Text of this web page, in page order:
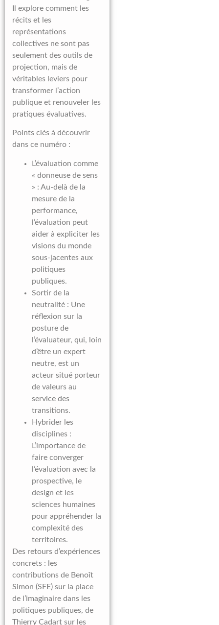
Il explore comment les
récits et les
représentations
collectives ne sont pas
seulement des outils de
projection, mais de
véritables leviers pour
transformer l’action
publique et renouveler les
pratiques évaluatives.
Points clés à découvrir
dans ce numéro :
L’évaluation comme
« donneuse de sens
» : Au-delà de la
mesure de la
performance,
l’évaluation peut
aider à expliciter les
visions du monde
sous-jacentes aux
politiques
publiques.
Sortir de la
neutralité : Une
réflexion sur la
posture de
l’évaluateur, qui, loin
d’être un expert
neutre, est un
acteur situé porteur
de valeurs au
service des
transitions.
Hybrider les
disciplines :
L’importance de
faire converger
l’évaluation avec la
prospective, le
design et les
sciences humaines
pour appréhender la
complexité des
territoires.
Des retours d’expériences
concrets : les
contributions de Benoît
Simon (SFE) sur la place
de l’imaginaire dans les
politiques publiques, de
Thierry Cadart sur les